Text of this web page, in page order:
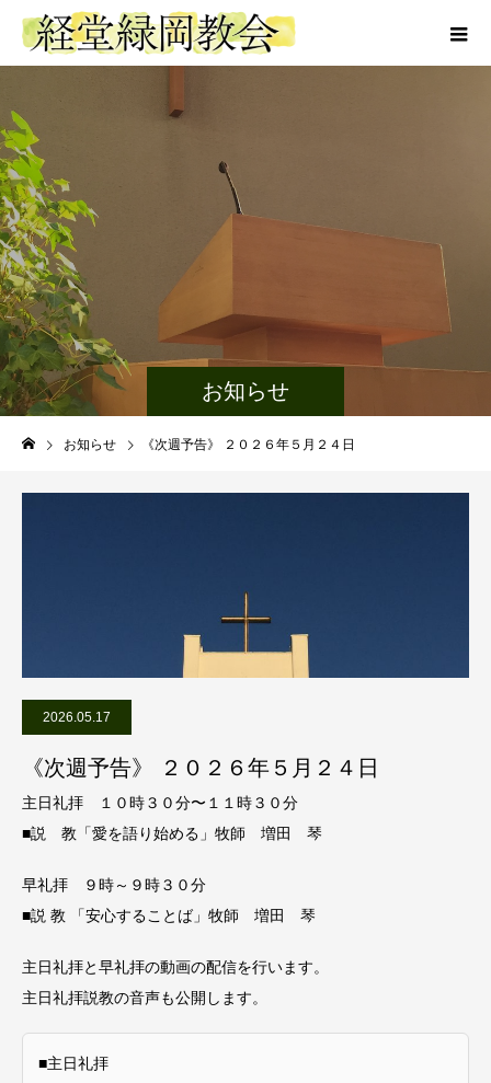
お知らせ
お知らせ 《次週予告》 ２０２６年５月２４日
2026.05.17
《次週予告》 ２０２６年５月２４日
主日礼拝 １０時３０分〜１１時３０分
■説 教「愛を語り始める」牧師 増田 琴
早礼拝 ９時～９時３０分
■説 教 「安心することば」牧師 増田 琴
主日礼拝と早礼拝の動画の配信を行います。
主日礼拝説教の音声も公開します。
■主日礼拝